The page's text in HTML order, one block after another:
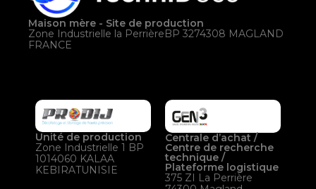
Maison mère - Site de production
Zone Industrielle la PerrièreBP 3274308 MAGLAND
FRANCE
Unité de production
Zone Industrielle 1 BP
1014060 KALAA
KEBIRATUNISIE
Centrale d’achat /
Centre de recherche
technique /
Plateforme logistique
375 ZI La Perrière